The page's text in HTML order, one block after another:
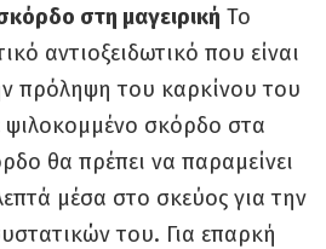
στη μαγειρική Το
αντιοξειδωτικό που είναι
πρόληψη του καρκίνου του
σκόρδο στα
θα πρέπει να παραμείνει
μέσα στο σκεύος για την
του. Για επαρκή